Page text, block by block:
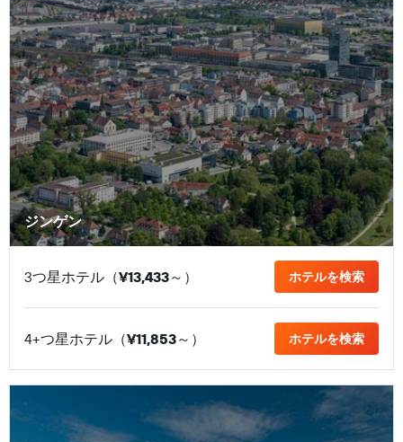
ジンゲン
3つ星ホテル（¥13,433​～） ホテルを検索
4+つ星ホテル（¥11,853​～） ホテルを検索